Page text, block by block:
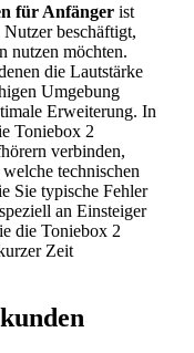
für Anfänger ist
beschäftigt,
nutzen möchten.
die Lautstärke
Umgebung
Erweiterung. In
Toniebox 2
verbinden,
technischen
Sie typische Fehler
an Einsteiger
die Toniebox 2
Zeit